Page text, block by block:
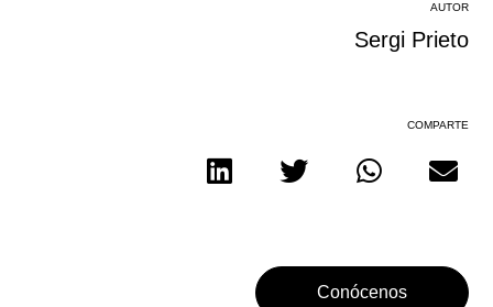
AUTOR
Sergi Prieto
COMPARTE
Conócenos